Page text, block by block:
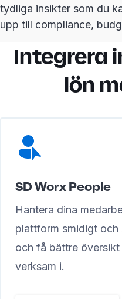
tydliga insikter som du
upp till compliance,
Integrera
lön
SD Worx People
Hantera dina
plattform smidigt
och få bättre
verksam i.